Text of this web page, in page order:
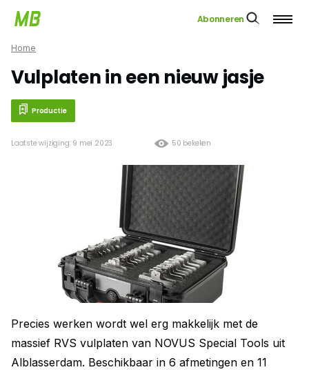
Abonneren
Home
Vulplaten in een nieuw jasje
Productie
50 bekeken
Laatste wijziging: 9 mei 2023
Precies werken wordt wel erg makkelijk met de
massief RVS vulplaten van NOVUS Special Tools uit
Alblasserdam. Beschikbaar in 6 afmetingen en 11